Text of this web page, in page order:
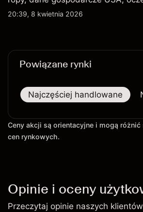
Rezerwy Federalnej oraz
20:39, 8 kwietnia 2026
Powiązane rynki
Najczęściej handlowane
Ceny akcji są orientacyjne i mogą
cen rynkowych.
Opinie i oceny
Przeczytaj opinie naszych klientów